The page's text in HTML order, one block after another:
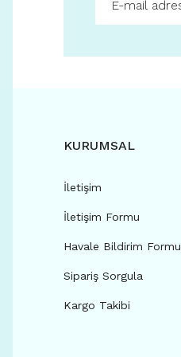
KURUMSAL
İletişim
İletişim Formu
Havale Bildirim Formu
Sipariş Sorgula
Kargo Takibi